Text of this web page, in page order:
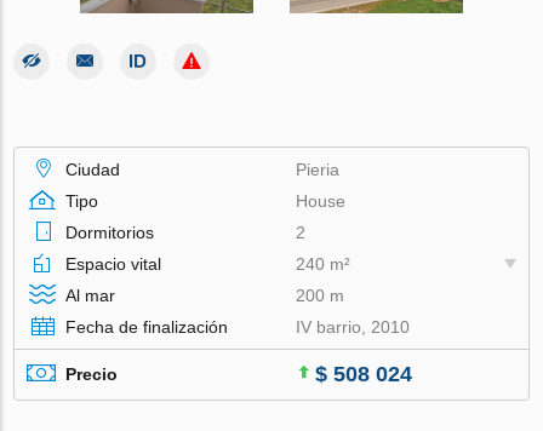
Ciudad
Pieria
Tipo
House
Dormitorios
2
Espacio vital
240 m²
Al mar
200 m
Fecha de finalización
IV barrio, 2010
Precio $ 508 024